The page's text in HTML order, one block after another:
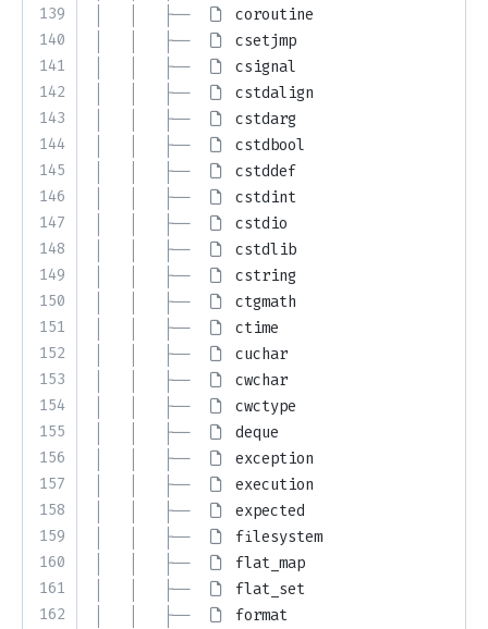
139
140
141
142
143
144
145
146
147
148
149
150
151
152
153
154
155
156
157
158
159
160
161
162
│   │   ├──
coroutine
│   │   ├──
csetjmp
│   │   ├──
csignal
│   │   ├──
cstdalign
│   │   ├──
cstdarg
│   │   ├──
cstdbool
│   │   ├──
cstddef
│   │   ├──
cstdint
│   │   ├──
cstdio
│   │   ├──
cstdlib
│   │   ├──
cstring
│   │   ├──
ctgmath
│   │   ├──
ctime
│   │   ├──
cuchar
│   │   ├──
cwchar
│   │   ├──
cwctype
│   │   ├──
deque
│   │   ├──
exception
│   │   ├──
execution
│   │   ├──
expected
│   │   ├──
filesystem
│   │   ├──
flat_map
│   │   ├──
flat_set
│   │   ├──
format